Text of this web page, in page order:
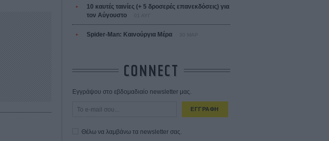
10 καυτές ταινίες (+ 5 δροσερές επανεκδόσεις) για
τον Αύγουστο
Spider-Man: Καινούργια Μέρα 30 ΜΑΡ
CONNECT
Εγγράψου στο εβδομαδιαίο newsletter μας.
ΕΓΓΡΑΦΗ
Θέλω να λαμβάνω τα newsletter σας.